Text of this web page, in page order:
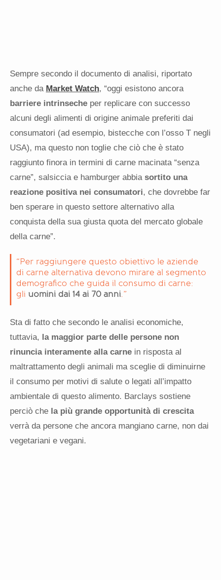
Sempre secondo il documento di analisi, riportato
anche da Market Watch, “oggi esistono ancora
barriere intrinseche per replicare con successo
alcuni degli alimenti di origine animale preferiti dai
consumatori (ad esempio, bistecche con l’osso T negli
USA), ma questo non toglie che ciò che è stato
raggiunto finora in termini di carne macinata “senza
carne”, salsiccia e hamburger abbia sortito una
reazione positiva nei consumatori, che dovrebbe far
ben sperare in questo settore alternativo alla
conquista della sua giusta quota del mercato globale
della carne”.
“Per raggiungere questo obiettivo le aziende
di carne alternativa devono mirare al segmento
demografico che guida il consumo di carne:
gli uomini dai 14 ai 70 anni.”
Sta di fatto che secondo le analisi economiche,
tuttavia, la maggior parte delle persone non
rinuncia interamente alla carne in risposta al
maltrattamento degli animali ma sceglie di diminuirne
il consumo per motivi di salute o legati all’impatto
ambientale di questo alimento. Barclays sostiene
perciò che la più grande opportunità di crescita
verrà da persone che ancora mangiano carne, non dai
vegetariani e vegani.